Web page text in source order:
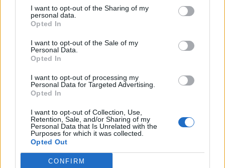
I want to opt-out of the Sharing of my
personal data.
Opted In
I want to opt-out of the Sale of my
Personal Data.
Opted In
I want to opt-out of processing my
Personal Data for Targeted Advertising.
Opted In
I want to opt-out of Collection, Use,
Retention, Sale, and/or Sharing of my
Personal Data that Is Unrelated with the
Purposes for which it was collected.
Opted Out
CONFIRM
Botox και Υαλουρονικό Οξύ είναι σήμερα οι δύο πιο
δημοφιλείς ενέσιμες θεραπείες, που επιλέγουν
ολοένα και περισσότερες γυναίκες (αλλά και άντρες!)…